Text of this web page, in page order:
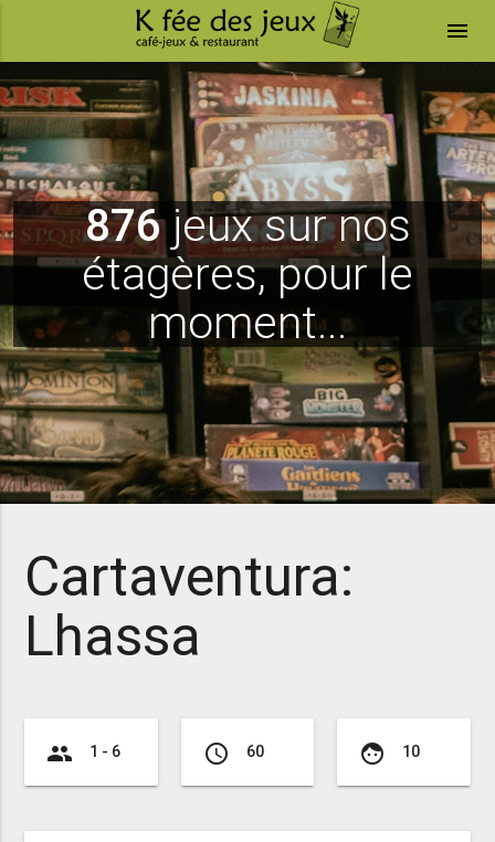
menu
876jeux sur nos
étagères, pour le
moment...
Cartaventura:
Lhassa
group 1 - 6 access_time 60 face 10